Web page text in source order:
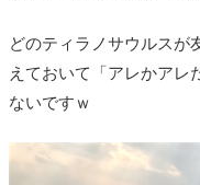
どのティラノサウルスが
えておいて「アレかアレ
ないですｗ